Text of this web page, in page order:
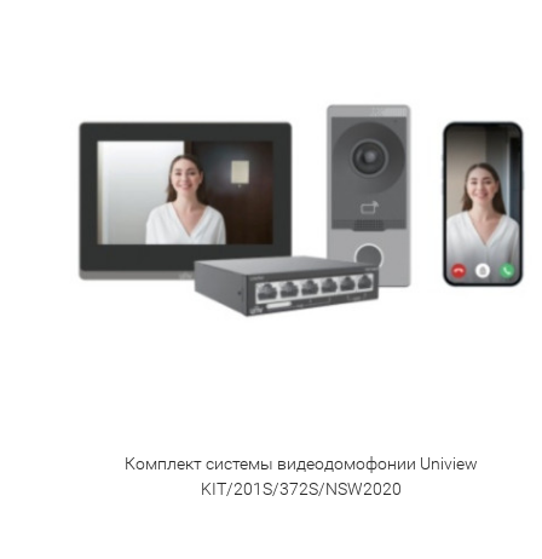
Комплект системы видеодомофонии Uniview
KIT/201S/372S/NSW2020